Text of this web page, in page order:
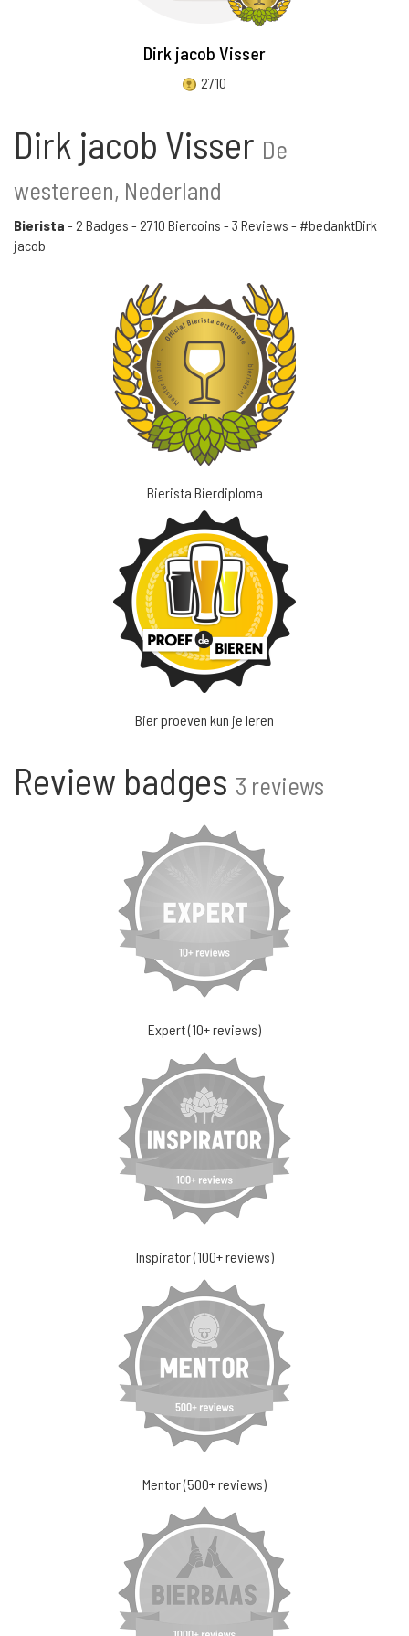
Dirk jacob Visser
2710
Dirk jacob Visser De
westereen, Nederland
Bierista - 2 Badges - 2710 Biercoins - 3 Reviews - #bedanktDirk
jacob
Bierista Bierdiploma
Bier proeven kun je leren
Review badges 3 reviews
Expert (10+ reviews)
Inspirator (100+ reviews)
Mentor (500+ reviews)